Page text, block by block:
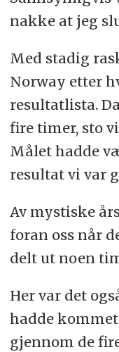
nakke at jeg
Med stadig
Norway etter
resultatlista.
fire timer, sto
Målet hadde
resultat vi var
Av mystiske
foran oss når
delt ut noen
Her var det
hadde
gjennom de